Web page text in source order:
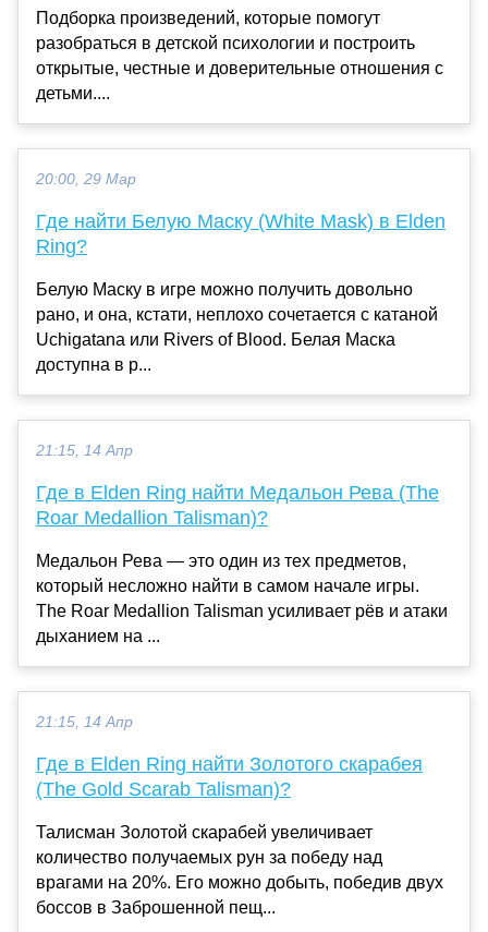
Подборка произведений, которые помогут
разобраться в детской психологии и построить
открытые, честные и доверительные отношения с
детьми....
20:00, 29 Мар
Где найти Белую Маску (White Mask) в Elden
Ring?
Белую Маску в игре можно получить довольно
рано, и она, кстати, неплохо сочетается с катаной
Uchigatana или Rivers of Blood. Белая Маска
доступна в р...
21:15, 14 Апр
Где в Elden Ring найти Медальон Рева (The
Roar Medallion Talisman)?
Медальон Рева — это один из тех предметов,
который несложно найти в самом начале игры.
The Roar Medallion Talisman усиливает рёв и атаки
дыханием на ...
21:15, 14 Апр
Где в Elden Ring найти Золотого скарабея
(The Gold Scarab Talisman)?
Талисман Золотой скарабей увеличивает
количество получаемых рун за победу над
врагами на 20%. Его можно добыть, победив двух
боссов в Заброшенной пещ...